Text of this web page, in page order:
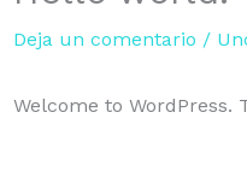
Deja un comentario /
Welcome to